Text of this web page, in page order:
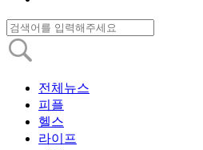
전체뉴스
피플
헬스
라이프